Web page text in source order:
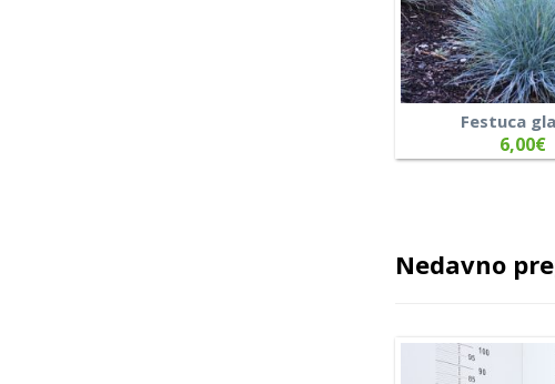
Festuca
6,00€
Nedavno